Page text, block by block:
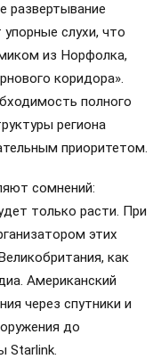
развертывание
слухи, что
из Норфолка,
коридора».
полного
региона
приоритетом.
сомнений:
только расти. При
этих
как
Американский
через спутники и
до
Starlink.